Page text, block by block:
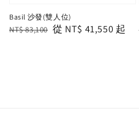
Basil 沙發(雙人位)
Regular
NT$ 83,100 Sale
從 NT$ 41,550 起